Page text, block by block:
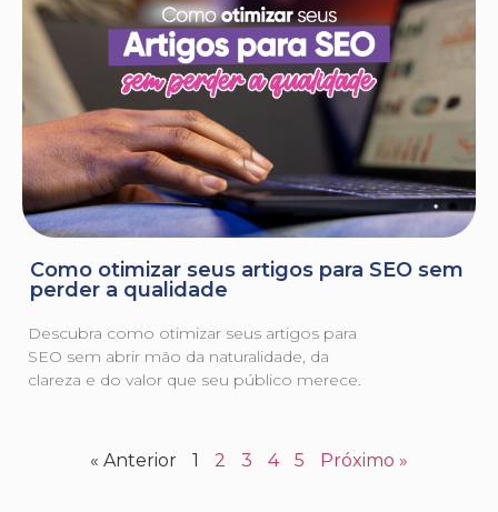
Como otimizar seus artigos para SEO sem
perder a qualidade
Descubra como otimizar seus artigos para
SEO sem abrir mão da naturalidade, da
clareza e do valor que seu público merece.
« Anterior 1 2 3 4 5 Próximo »